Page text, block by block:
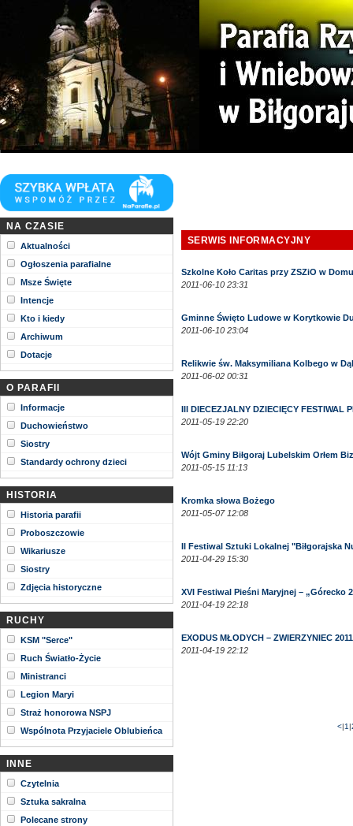
NA CZASIE
Aktualności
Ogłoszenia parafialne
Msze Święte
Intencje
Kto i kiedy
Archiwum
Dotacje
O PARAFII
Informacje
Duchowieństwo
Siostry
Standardy ochrony dzieci
HISTORIA
Historia parafii
Proboszczowie
Wikariusze
Siostry
Zdjęcia historyczne
RUCHY
KSM "Serce"
Ruch Światło-Życie
Ministranci
Legion Maryi
Straż honorowa NSPJ
Wspólnota Przyjaciele Oblubieńca
INNE
Czytelnia
Sztuka sakralna
Polecane strony
SERWIS INFORMACYJNY
Szkolne Koło Caritas przy ZSZiO w
2011-06-10 23:31
Gminne Święto Ludowe w Korytkowie
2011-06-10 23:04
Relikwie św. Maksymiliana Kolbego w
2011-06-02 00:31
III DIECEZJALNY DZIECIĘCY FESTIWAL
2011-05-19 22:20
Wójt Gminy Biłgoraj Lubelskim Orłem
2011-05-15 11:13
Kromka słowa Bożego
2011-05-07 12:08
II Festiwal Sztuki Lokalnej "Biłgorajska
2011-04-29 15:30
XVI Festiwal Pieśni Maryjnej – „Górecko
2011-04-19 22:18
EXODUS MŁODYCH – ZWIERZYNIEC 2011
2011-04-19 22:12
<|1 |